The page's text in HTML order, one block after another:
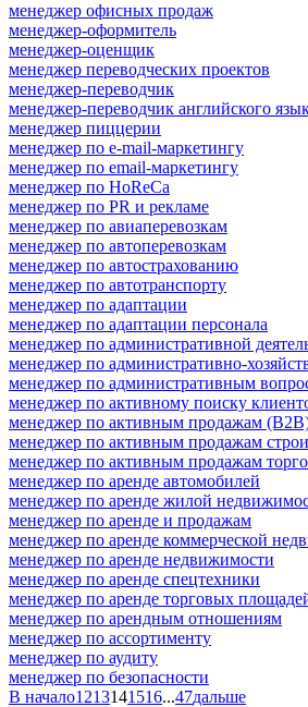
менеджер офисных продаж
менеджер-оформитель
менеджер-оценщик
менеджер переводческих проектов
менеджер-переводчик
менеджер-переводчик английского
менеджер пиццерии
менеджер по e-mail-маркетингу
менеджер по email-маркетингу
менеджер по HoReCa
менеджер по PR и рекламе
менеджер по авиаперевозкам
менеджер по автоперевозкам
менеджер по автострахованию
менеджер по автотранспорту
менеджер по адаптации
менеджер по адаптации персонала
менеджер по административной
менеджер по административно-
менеджер по административным
менеджер по активному поиску
менеджер по активным продажам
менеджер по активным продажам
менеджер по активным продажам
менеджер по аренде автомобилей
менеджер по аренде жилой
менеджер по аренде и продажам
менеджер по аренде коммерческой
менеджер по аренде недвижимости
менеджер по аренде спецтехники
менеджер по аренде торговых
менеджер по арендным отношениям
менеджер по ассортименту
менеджер по аудиту
менеджер по безопасности
В начало1213141516...47дальше